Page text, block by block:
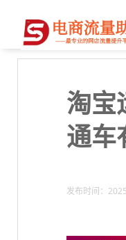
淘宝
通车
发布时间：